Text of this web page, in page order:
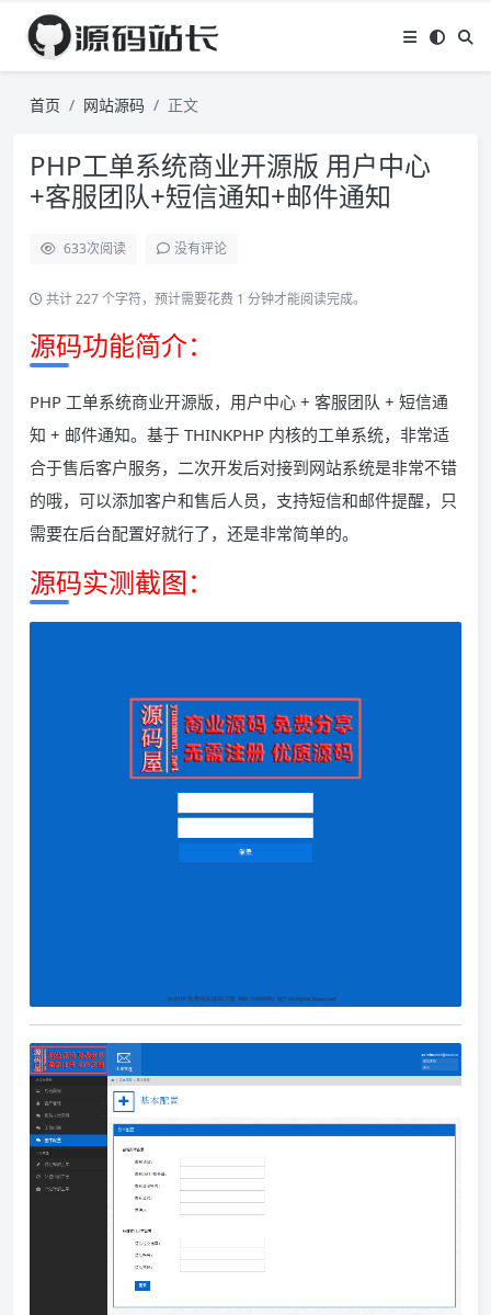
首页 网站源码 正文
PHP工单系统商业开源版 用户中心
+客服团队+短信通知+邮件通知
633次阅读 没有评论
共计 227 个字符，预计需要花费 1 分钟才能阅读完成。
源码功能简介：
PHP 工单系统商业开源版，用户中心 + 客服团队 + 短信通
知 + 邮件通知。基于 THINKPHP 内核的工单系统，非常适
合于售后客户服务，二次开发后对接到网站系统是非常不错
的哦，可以添加客户和售后人员，支持短信和邮件提醒，只
需要在后台配置好就行了，还是非常简单的。
源码实测截图：